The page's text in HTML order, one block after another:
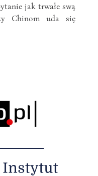
jak trwałe swą
Chinom uda się